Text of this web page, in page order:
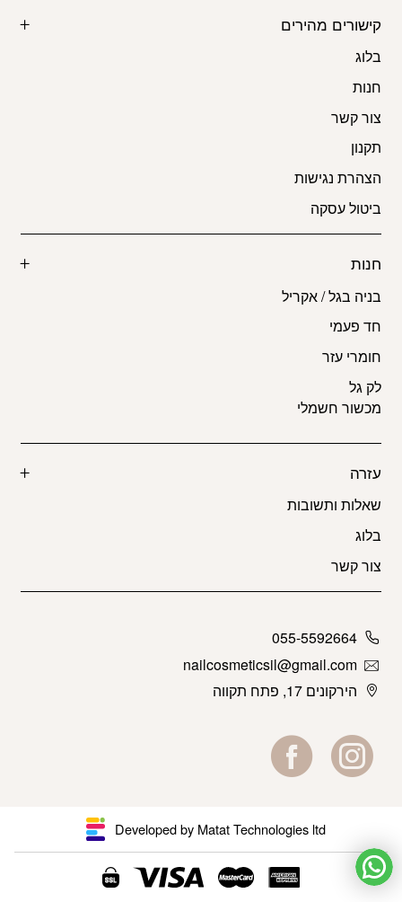
קישורים מהירים
בלוג
חנות
צור קשר
תקנון
הצהרת נגישות
ביטול עסקה
חנות
בניה בגל / אקריל
חד פעמי
חומרי עזר
לק גל
מכשור חשמלי
עזרה
שאלות ותשובות
בלוג
צור קשר
055-5592664
nailcosmeticsil@gmail.com
הירקונים 17, פתח תקווה
Developed by Matat Technologies ltd